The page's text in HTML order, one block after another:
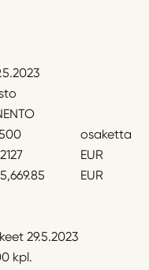
osaketta
EUR
EUR
29.5.2023
kpl.